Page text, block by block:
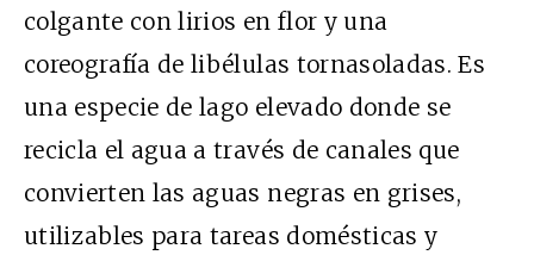
colgante con lirios en flor y una
coreografía de libélulas tornasoladas. Es
una especie de lago elevado donde se
recicla el agua a través de canales que
convierten las aguas negras en grises,
utilizables para tareas domésticas y